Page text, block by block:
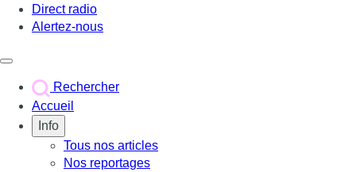
Direct radio
Alertez-nous
Rechercher
Accueil
Info
Tous nos articles
Nos reportages